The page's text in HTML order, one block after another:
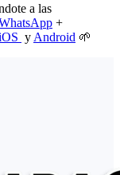
a las
+
y Android 🌱